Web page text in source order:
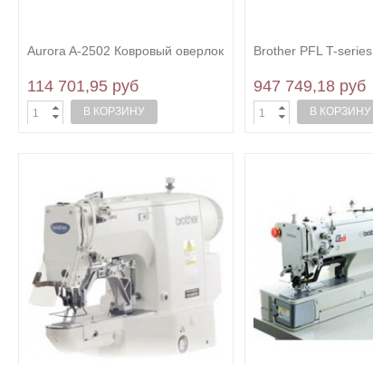
Aurora A-2502 Ковровый оверлок
114 701,95 руб
В КОРЗИНУ
Brother PFL T-series
947 749,18 руб
В КОРЗИНУ